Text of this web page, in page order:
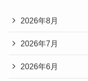
2026年8月
2026年7月
2026年6月